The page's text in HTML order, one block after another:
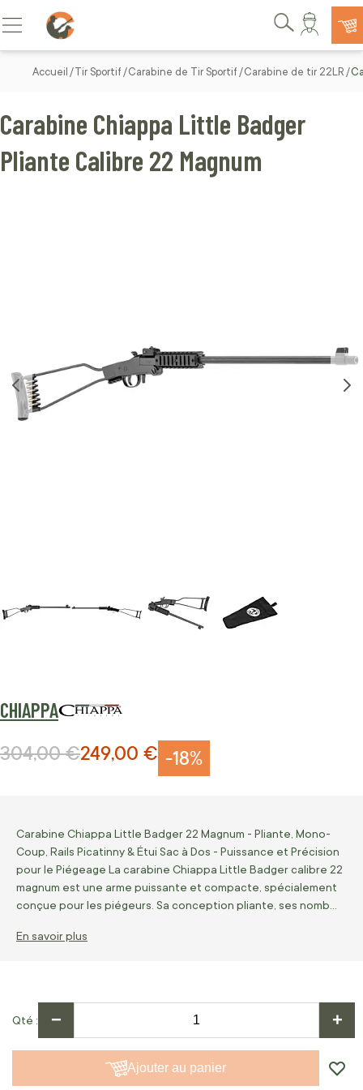
Allez au contenu
Basculer la navigation
Rechercher
Accueil Tir Sportif Carabine de Tir Sportif Carabine de tir 22LR
CHIAPPA
Carabine Chiappa Little Badger
Pliante Calibre 22 Magnum
-18%
Prix Spécial
249,00 €
Prix normal
304,00 €
Carabine Chiappa Little Badger 22 Magnum - Pliante, Mono-
Coup, Rails Picatinny & Étui Sac à Dos - Puissance et Précision
pour le Piégeage La carabine Chiappa Little Badger calibre 22
magnum est une arme puissante et compacte, spécialement
conçue pour les piégeurs. Sa conception pliante, ses nomb…
En savoir plus
Qté − +
Ajouter au panier